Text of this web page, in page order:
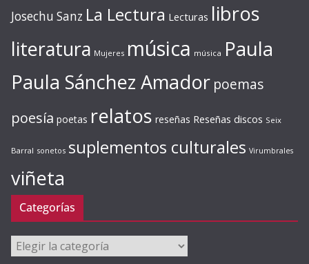
Josechu Sanz La Lectura Lecturas libros
literatura Mujeres música música Paula
Paula Sánchez Amador poemas
poesía poetas relatos reseñas Reseñas discos Seix
Barral sonetos suplementos culturales Virumbrales
viñeta
Categorías
Categorías